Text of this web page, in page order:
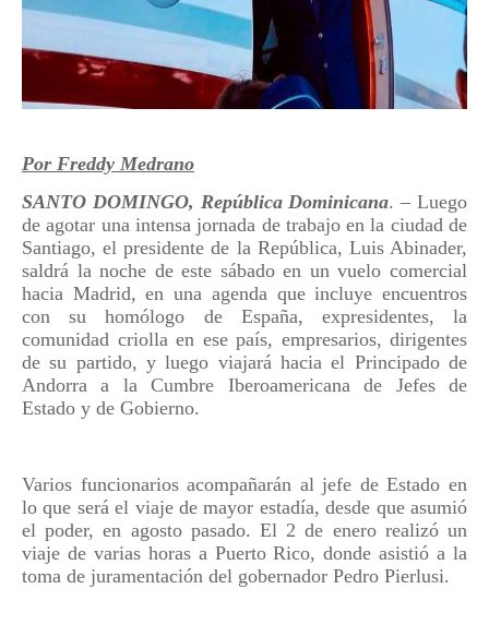
Por Freddy Medrano
SANTO DOMINGO, República Dominicana. – Luego
de agotar una intensa jornada de trabajo en la ciudad de
Santiago, el presidente de la República, Luis Abinader,
saldrá la noche de este sábado en un vuelo comercial
hacia Madrid, en una agenda que incluye encuentros
con su homólogo de España, expresidentes, la
comunidad criolla en ese país, empresarios, dirigentes
de su partido, y luego viajará hacia el Principado de
Andorra a la Cumbre Iberoamericana de Jefes de
Estado y de Gobierno.
Varios funcionarios acompañarán al jefe de Estado en
lo que será el viaje de mayor estadía, desde que asumió
el poder, en agosto pasado. El 2 de enero realizó un
viaje de varias horas a Puerto Rico, donde asistió a la
toma de juramentación del gobernador Pedro Pierlusi.